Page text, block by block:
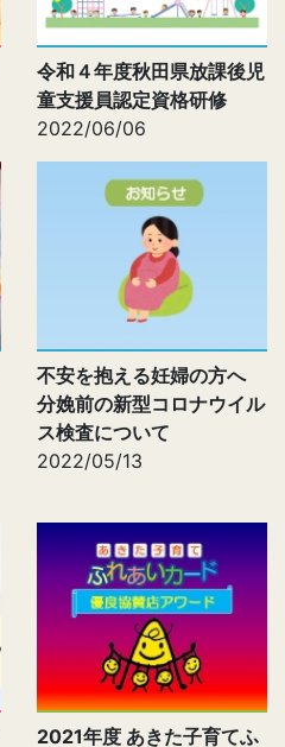
令和４年度秋田県放課後児
童支援員認定資格研修
2022/06/06
不安を抱える妊婦の方へ
分娩前の新型コロナウイル
ス検査について
2022/05/13
2021年度 あきた子育てふ